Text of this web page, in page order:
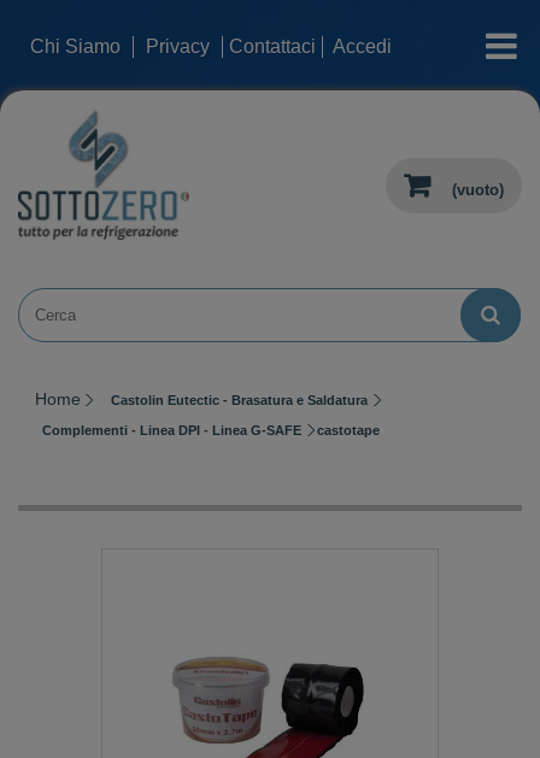
Chi Siamo Privacy Contattaci Accedi categorie
(vuoto)
Home Castolin Eutectic - Brasatura e Saldatura
Complementi - Linea DPI - Linea G-SAFE castotape